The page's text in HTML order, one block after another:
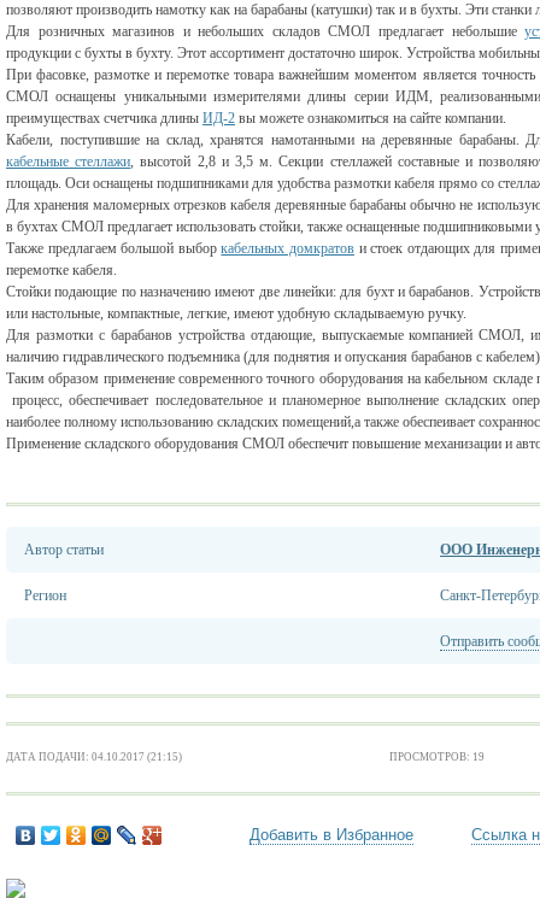
позволяют производить намотку как на барабаны (катушки) так и в бухты. Эти
Для розничных магазинов и небольших складов СМОЛ предлагает небольшие
продукции с бухты в бухту. Этот ассортимент достаточно широк. Устройства
При фасовке, размотке и перемотке товара важнейшим моментом является
СМОЛ оснащены уникальными измерителями длины серии ИДМ,
преимуществах счетчика длины ИД-2 вы можете ознакомиться на сайте компании.
Кабели, поступившие на склад, хранятся намотанными на деревянные барабаны.
кабельные стеллажи, высотой 2,8 и 3,5 м. Секции стеллажей составные и
площадь. Оси оснащены подшипниками для удобства размотки кабеля прямо со
Для хранения маломерных отрезков кабеля деревянные барабаны обычно не
в бухтах СМОЛ предлагает использовать стойки, также оснащенные подшипниковыми
Также предлагаем большой выборкабельных домкратови стоек отдающих для
перемотке кабеля.
Стойки подающие по назначению имеют две линейки: для бухт и барабанов.
или настольные, компактные, легкие, имеют удобную складываемую ручку.
Для размотки с барабанов устройства отдающие, выпускаемые компанией СМОЛ,
наличию гидравлического подъемника (для поднятия и опускания барабанов с
Таким образом применение современного точного оборудования на кабельном складе
процесс, обеспечивает последовательное и планомерное выполнение складских
наиболее полному использованию складских помещений,а также обеспеивает
Применение складского оборудования СМОЛ обеспечит повышение механизации и
Автор статьи ООО
Регион Санкт-
Отправить
ДАТА ПОДАЧИ: 04.10.2017 (21:15) ПРОСМОТРОВ: 19
Добавить в Избранное Ссылка